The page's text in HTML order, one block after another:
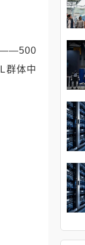
——500
群体中